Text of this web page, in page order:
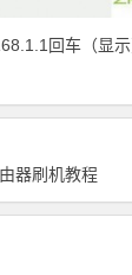
回车（显
器刷机教程